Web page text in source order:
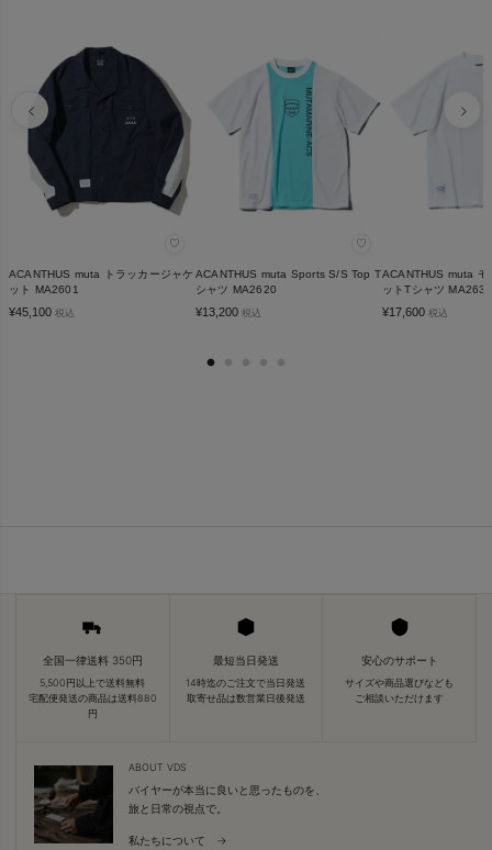
♡
ACANTHUS muta トラッカージャケ
ット MA2601
¥45,100 税込
♡
ACANTHUS muta Sports S/S Top T
シャツ MA2620
¥13,200 税込
ACANTHUS muta モ
ットTシャツ MA2633
¥17,600 税込
全国一律送料 350円
5,500円以上で送料無料
宅配便発送の商品は送料880
円
最短当日発送
14時迄のご注文で当日発送
取寄せ品は数営業日後発送
安心のサポート
サイズや商品選びなども
ご相談いただけます
ABOUT VDS
バイヤーが本当に良いと思ったものを、
旅と日常の視点で。
私たちについて →